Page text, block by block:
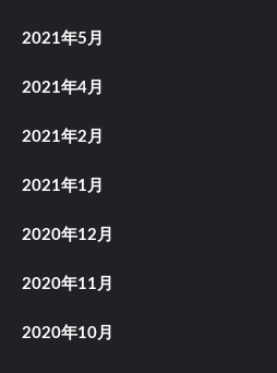
2021年5月
2021年4月
2021年2月
2021年1月
2020年12月
2020年11月
2020年10月